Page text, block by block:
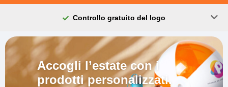
Controllo gratuito del logo
Accogli l’estate con i
prodotti personalizzati.